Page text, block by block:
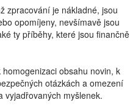
zpracování je nákladné, jsou
opomíjeny, nevšímavě jsou
ty příběhy, které jsou finančně
homogenizaci obsahu novin, k
otázkách a omezení
vyjadřovaných myšlenek.